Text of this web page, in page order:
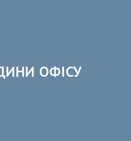
ОФІСУ